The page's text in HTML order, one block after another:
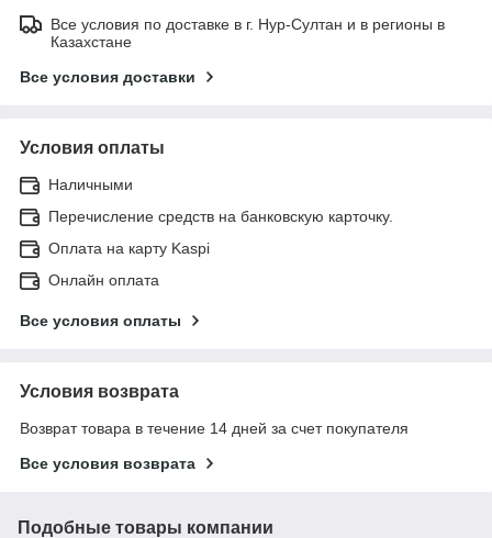
Все условия по доставке в г. Нур-Султан и в регионы в
Казахстане
Все условия доставки
Условия оплаты
Наличными
Перечисление средств на банковскую карточку.
Оплата на карту Kaspi
Онлайн оплата
Все условия оплаты
Условия возврата
Возврат товара в течение 14 дней за счет покупателя
Все условия возврата
Подобные товары компании